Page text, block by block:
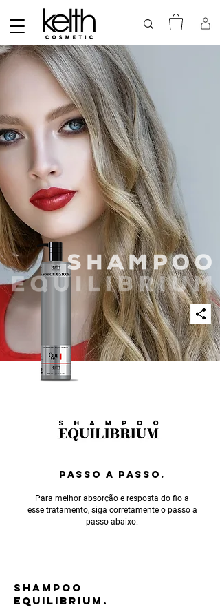
PASSO A PASSO.
Para melhor absorção e resposta do fio a
esse tratamento, siga corretamente o passo a
passo abaixo.
SHAMPOO
EQUILIBRIUM.